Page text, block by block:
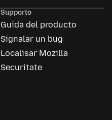
de
Mozilla
Supporto
Guida del producto
Signalar un bug
Localisar Mozilla
Securitate